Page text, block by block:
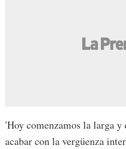
'Hoy comenzamos la larga
acabar con la vergüenza